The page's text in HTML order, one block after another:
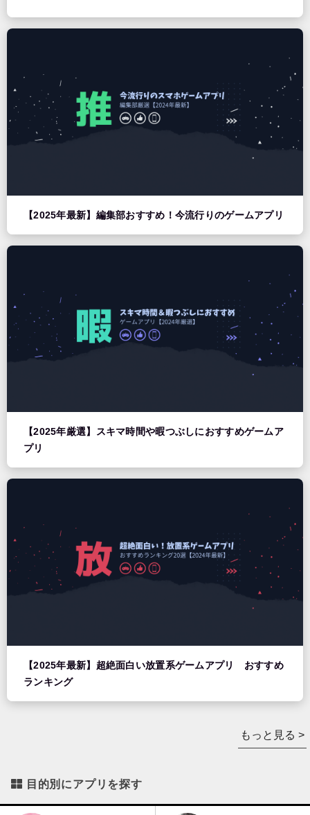
【2025年最新】編集部おすすめ！今流行りのゲームアプリ
【2025年厳選】スキマ時間や暇つぶしにおすすめゲームア
プリ
【2025年最新】超絶面白い放置系ゲームアプリ おすすめ
ランキング
もっと見る >
目的別にアプリを探す